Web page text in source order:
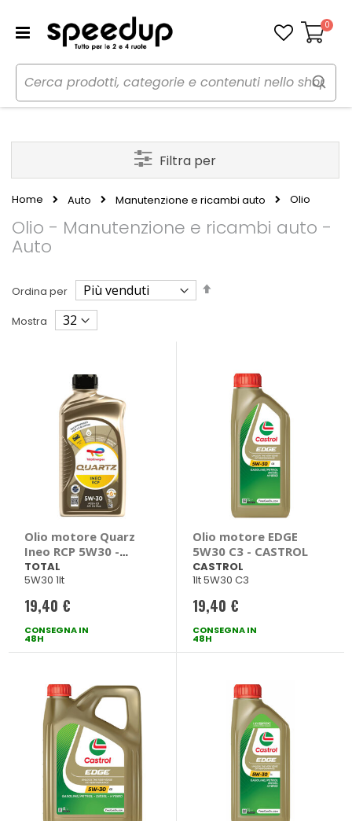
Carrello
0
Home Auto Manutenzione e ricambi auto Olio
Olio - Manutenzione e ricambi auto -
Auto
Ordina per
Imposta
Mostra
Olio motore Quarz
Ineo RCP 5W30 -
TOTAL
TOTAL
5W30 1lt
19,40 €
CONSEGNA IN
48H
Olio motore EDGE
5W30 C3 - CASTROL
CASTROL
1lt 5W30 C3
19,40 €
CONSEGNA IN
48H
Filtra per